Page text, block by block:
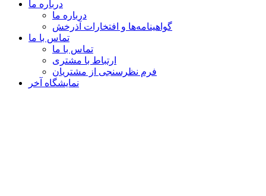
درباره ما
درباره ما
گواهینامه‌ها و افتخارات آذرخش
تماس با ما
تماس با ما
ارتباط با مشتری
فرم نظرسنجی از مشتریان
نمایشگاه‌ آخر